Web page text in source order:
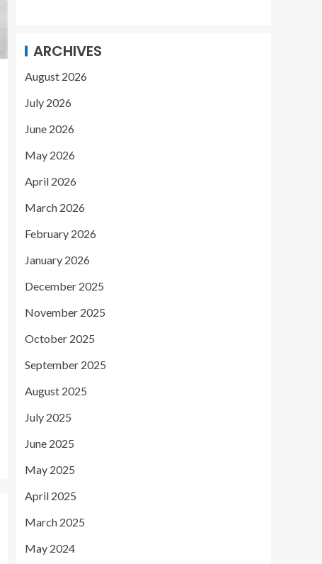
ARCHIVES
August 2026
July 2026
June 2026
May 2026
April 2026
March 2026
February 2026
January 2026
December 2025
November 2025
October 2025
September 2025
August 2025
July 2025
June 2025
May 2025
April 2025
March 2025
May 2024